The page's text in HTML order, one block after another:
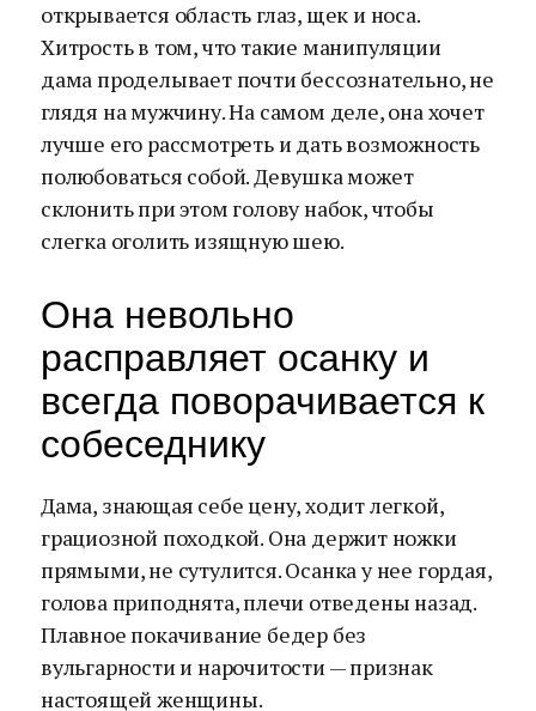
открывается область глаз, щек и носа.
Хитрость в том, что такие манипуляции
дама проделывает почти бессознательно, не
глядя на мужчину. На самом деле, она хочет
лучше его рассмотреть и дать возможность
полюбоваться собой. Девушка может
склонить при этом голову набок, чтобы
слегка оголить изящную шею.
Она невольно
расправляет осанку и
всегда поворачивается к
собеседнику
Дама, знающая себе цену, ходит легкой,
грациозной походкой. Она держит ножки
прямыми, не сутулится. Осанка у нее гордая,
голова приподнята, плечи отведены назад.
Плавное покачивание бедер без
вульгарности и нарочитости — признак
настоящей женщины.